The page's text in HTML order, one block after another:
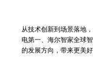
从技术创新到场景落地
电第一、海尔智家全球
的发展方向，带来更美